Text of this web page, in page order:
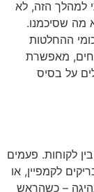
למהלך הזה, לא
מה שסיכמנו.
ההחלטות
מאפשרת
על בסיס
לקוחות. פעמים
לקמפיין, או
– כשהראש